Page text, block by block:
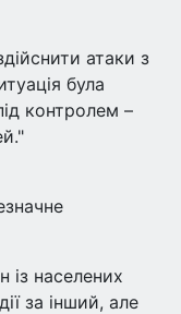
атаки з
була
контролем –
із населених
за інший, але